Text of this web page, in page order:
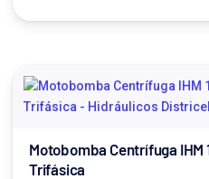
Motobomba Centrífuga IHM
Trifásica